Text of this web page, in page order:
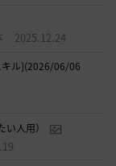
2025.12.24
キル](2026/06/06
人用）